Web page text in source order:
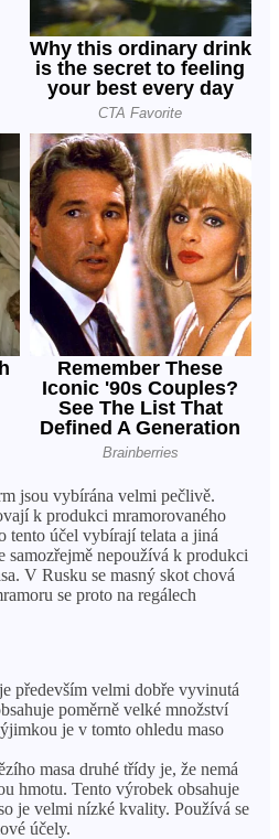
jsou vybírána velmi pečlivě.
k produkci mramorovaného
tento účel vybírají telata a jiná
samozřejmě nepoužívá k produkci
V Rusku se masný skot chová
se proto na regálech
především velmi dobře vyvinutá
poměrně velké množství
je v tomto ohledu maso
masa druhé třídy je, že nemá
hmotu. Tento výrobek obsahuje
je velmi nízké kvality. Používá se
účely.